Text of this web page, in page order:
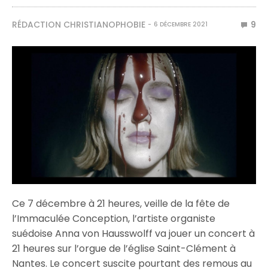
RÉDACTION CHRISTIANOPHOBIE 6 DÉCEMBRE 2021 9
Ce 7 décembre à 21 heures, veille de la fête de
l’Immaculée Conception, l’artiste organiste
suédoise Anna von Hausswolff va jouer un concert à
21 heures sur l’orgue de l’église Saint-Clément à
Nantes. Le concert suscite pourtant des remous au